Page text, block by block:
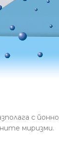
с
миризми.